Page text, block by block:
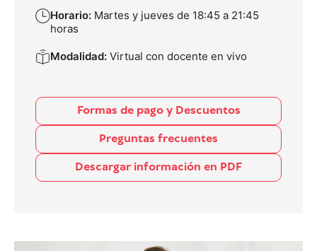
Horario: Martes y jueves de 18:45 a 21:45
horas
Modalidad: Virtual con docente en vivo
Formas de pago y Descuentos
Preguntas frecuentes
Descargar información en PDF